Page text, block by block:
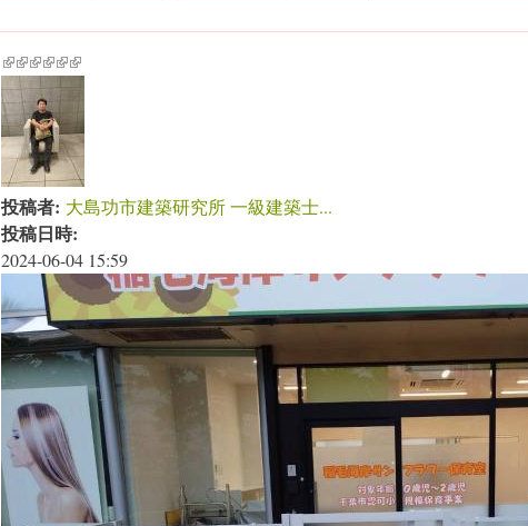
(link is external)
(link is external)
(link is external)
(link is external)
(link is external)
(link is external)
投稿者: 大島功市建築研究所 一級建築士...
投稿日時:
2024-06-04 15:59